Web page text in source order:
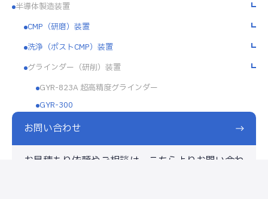
半導体製造装置
CMP（研磨）装置
洗浄（ポストCMP）装置
グラインダー（研削）装置
GYR-823A 超高精度グラインダー
GYR-300
お問い合わせ
お見積もり依頼やご相談は、こちらよりお問い合わ